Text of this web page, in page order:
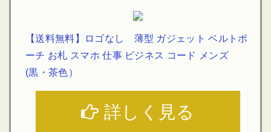
【送料無料】ロゴなし 薄型 ガジェット ベルトポ
ーチ お札 スマホ 仕事 ビジネス コード メンズ
(黒・茶色）
詳しく見る